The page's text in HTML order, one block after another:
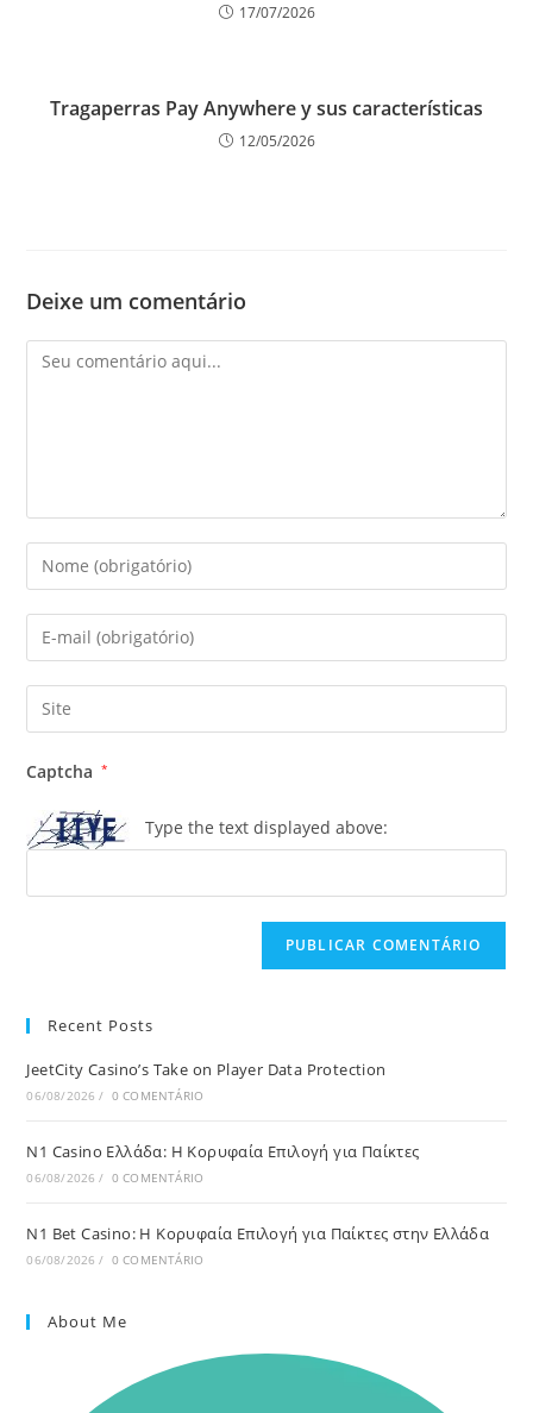
17/07/2026
Tragaperras Pay Anywhere y sus características
12/05/2026
Deixe um comentário
Captcha *
Type the text displayed above:
Recent Posts
JeetCity Casino’s Take on Player Data Protection
06/08/2026 / 0 COMENTÁRIO
N1 Casino Ελλάδα: Η Κορυφαία Επιλογή για Παίκτες
06/08/2026 / 0 COMENTÁRIO
N1 Bet Casino: Η Κορυφαία Επιλογή για Παίκτες στην Ελλάδα
06/08/2026 / 0 COMENTÁRIO
About Me